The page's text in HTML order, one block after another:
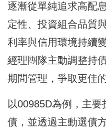
逐漸從單純追求高配
定性、投資組合品質
利率與信用環境持續
經理團隊主動調整持
期間管理，爭取更佳
以00985D為例，主要
債，並透過主動選債